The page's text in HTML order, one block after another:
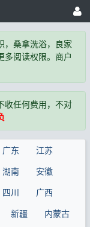
，桑拿洗浴，良家
多阅读权限。商户
收任何费用，不对
广东
江苏
湖南
安徽
四川
广西
新疆
内蒙古